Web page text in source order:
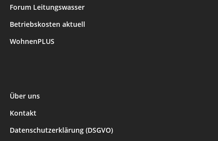
Forum Leitungswasser
Betriebskosten aktuell
WohnenPLUS
Über uns
Kontakt
Datenschutzerklärung (DSGVO)